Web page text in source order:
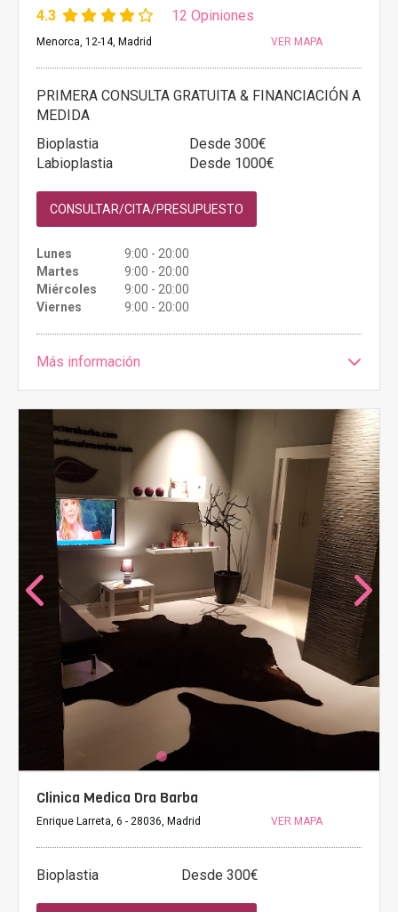
4.3 12 Opiniones
Menorca, 12-14, Madrid VER MAPA
PRIMERA CONSULTA GRATUITA & FINANCIACIÓN A
MEDIDA
Bioplastia
Desde 300€
Labioplastia
Desde 1000€
CONSULTAR/CITA/PRESUPUESTO
Lunes
9:00 - 20:00
Martes
9:00 - 20:00
Miércoles
9:00 - 20:00
Viernes
9:00 - 20:00
Más información
Clinica Medica Dra Barba
Enrique Larreta, 6 - 28036, Madrid VER MAPA
Bioplastia Desde 300€